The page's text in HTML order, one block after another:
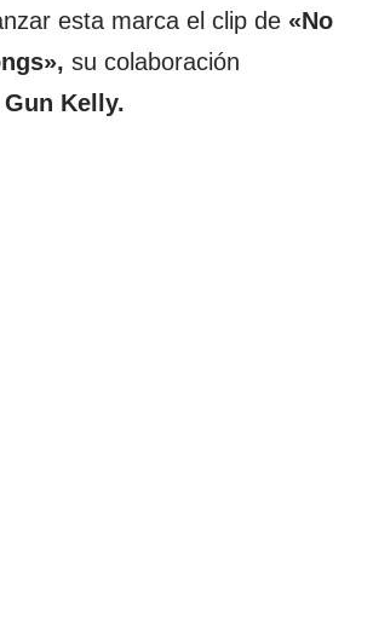
esta marca el clip de «No
su colaboración
Kelly.